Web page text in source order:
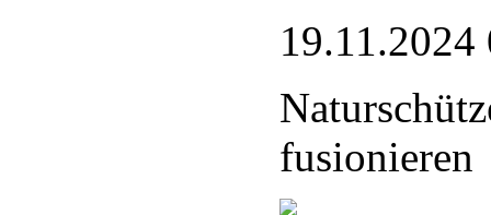
19.11.2024
fusionieren